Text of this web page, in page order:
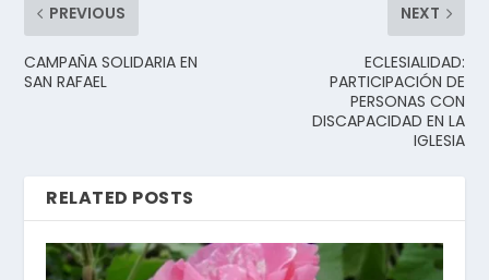
PREVIOUS
CAMPAÑA SOLIDARIA EN
SAN RAFAEL
NEXT
ECLESIALIDAD:
PARTICIPACIÓN DE
PERSONAS CON
DISCAPACIDAD EN LA
IGLESIA
RELATED POSTS